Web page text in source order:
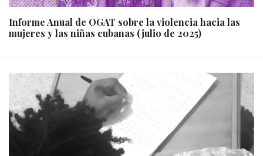
Informe Anual de OGAT sobre la violencia hacia las
mujeres y las niñas cubanas (julio de 2025)